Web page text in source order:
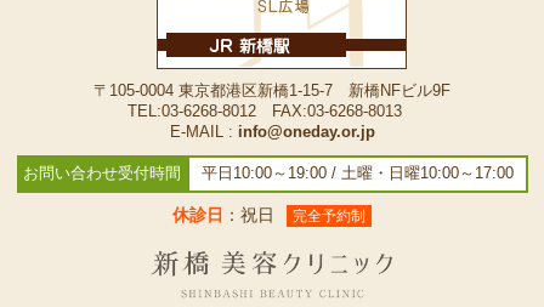
〒105-0004 東京都港区新橋1-15-7 新橋NFビル9F
TEL:03-6268-8012 FAX:03-6268-8013
E-MAIL : info@oneday.or.jp
お問い合わせ受付時間 平日10:00～19:00 / 土曜・日曜10:00～17:00
休診日 ：祝日 完全予約制